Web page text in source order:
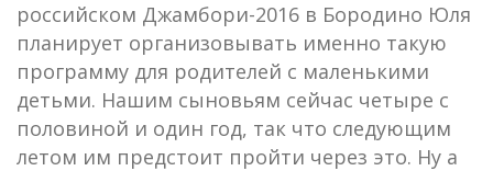
российском Джамбори-2016 в Бородино Юля
планирует организовывать именно такую
программу для родителей с маленькими
детьми. Нашим сыновьям сейчас четыре с
половиной и один год, так что следующим
летом им предстоит пройти через это. Ну а